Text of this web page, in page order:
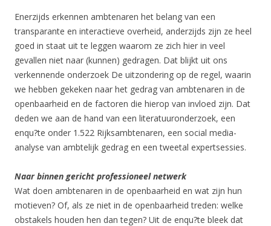
Enerzijds erkennen ambtenaren het belang van een
transparante en interactieve overheid, anderzijds zijn ze heel
goed in staat uit te leggen waarom ze zich hier in veel
gevallen niet naar (kunnen) gedragen. Dat blijkt uit ons
verkennende onderzoek De uitzondering op de regel, waarin
we hebben gekeken naar het gedrag van ambtenaren in de
openbaarheid en de factoren die hierop van invloed zijn. Dat
deden we aan de hand van een literatuuronderzoek, een
enqu?te onder 1.522 Rijksambtenaren, een social media-
analyse van ambtelijk gedrag en een tweetal expertsessies.
Naar binnen gericht professioneel netwerk
Wat doen ambtenaren in de openbaarheid en wat zijn hun
motieven? Of, als ze niet in de openbaarheid treden: welke
obstakels houden hen dan tegen? Uit de enqu?te bleek dat